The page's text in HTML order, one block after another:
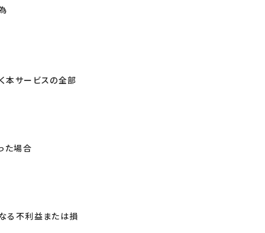
本サービスの全部
た場合
る不利益または損